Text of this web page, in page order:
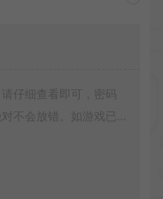
仔细查看即可，密码
不会放错。如游戏已